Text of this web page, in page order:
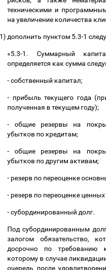
техническими и
на увеличение количества
дополнить пунктом 5.3-1
«5.3-1. Суммарный
определяется как сумма
- собственный капитал;
- прибыль текущего года
полученная в текущем году);
- общие резервы на
убытков по кредитам;
- общие резервы на
убытков по другим активам;
- резерв по переоценке
- резерв по переоценке
- субординированный долг.
Под субординированным
залогом обязательство,
досрочно по требованию
которому в случае
очередь после